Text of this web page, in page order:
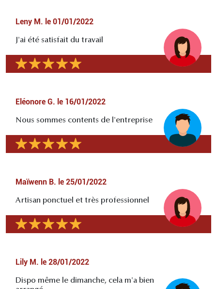
Leny M. le 01/01/2022
J'ai été satisfait du travail
Eléonore G. le 16/01/2022
Nous sommes contents de l'entreprise
Maïwenn B. le 25/01/2022
Artisan ponctuel et très professionnel
Lily M. le 28/01/2022
Dispo même le dimanche, cela m'a bien